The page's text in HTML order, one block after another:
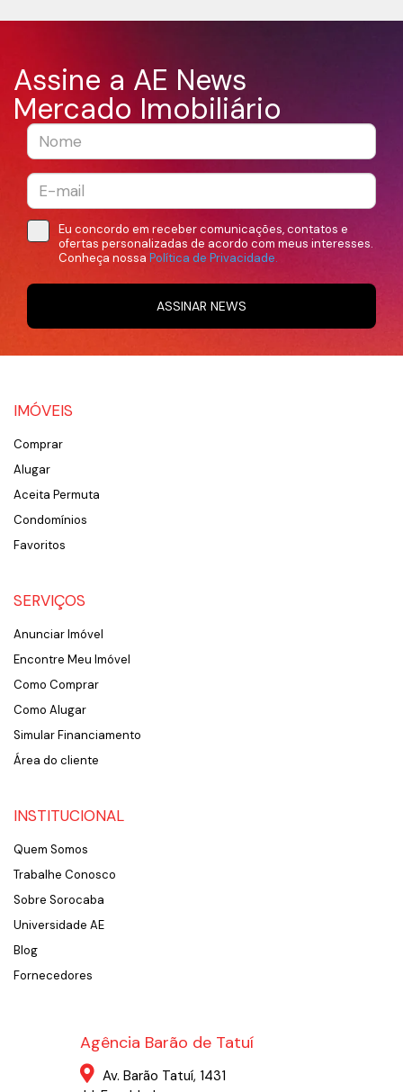
Assine a AE News
Mercado Imobiliário
Eu concordo em receber comunicações, contatos e
ofertas personalizadas de acordo com meus interesses.
Conheça nossa Política de Privacidade.
ASSINAR NEWS
IMÓVEIS
Comprar
Alugar
Aceita Permuta
Condomínios
Favoritos
SERVIÇOS
Anunciar Imóvel
Encontre Meu Imóvel
Como Comprar
Como Alugar
Simular Financiamento
Área do cliente
INSTITUCIONAL
Quem Somos
Trabalhe Conosco
Sobre Sorocaba
Universidade AE
Blog
Fornecedores
Agência Barão de Tatuí
Av. Barão Tatuí, 1431